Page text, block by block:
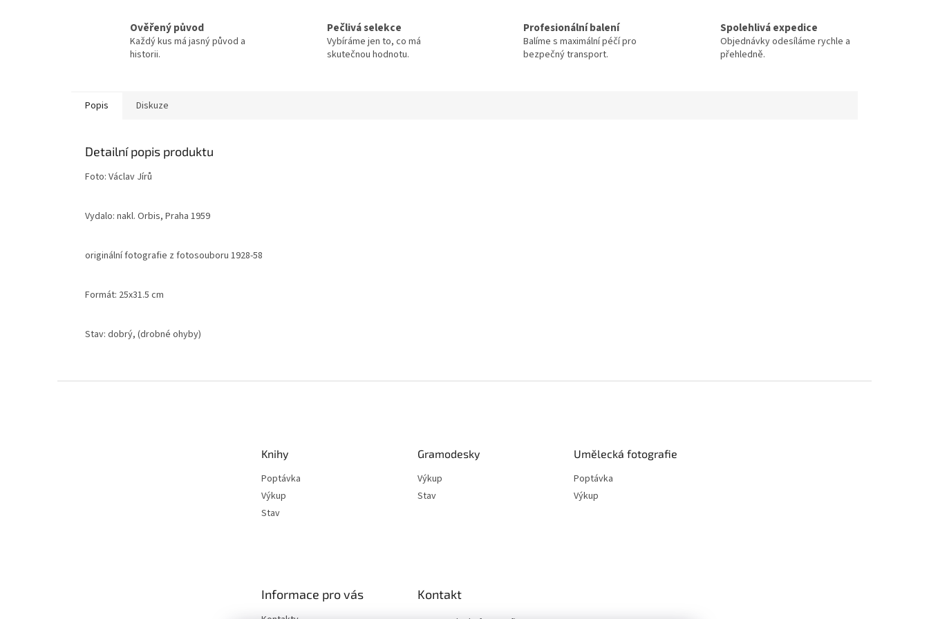
Ověřený původ
Každý kus má jasný původ a
historii.
Pečlivá selekce
Vybíráme jen to, co má
skutečnou hodnotu.
Profesionální balení
Balíme s maximální péčí pro
bezpečný transport.
Spolehlivá expedice
Objednávky odesíláme rychle a
přehledně.
Popis Diskuze
Detailní popis produktu
Foto: Václav Jírů
Vydalo: nakl. Orbis, Praha 1959
originální fotografie z fotosouboru 1928-58
Formát: 25x31.5 cm
Stav: dobrý, (drobné ohyby)
Knihy
Poptávka
Výkup
Stav
Gramodesky
Výkup
Stav
Umělecká fotografie
Poptávka
Výkup
Informace pro vás Kontakt